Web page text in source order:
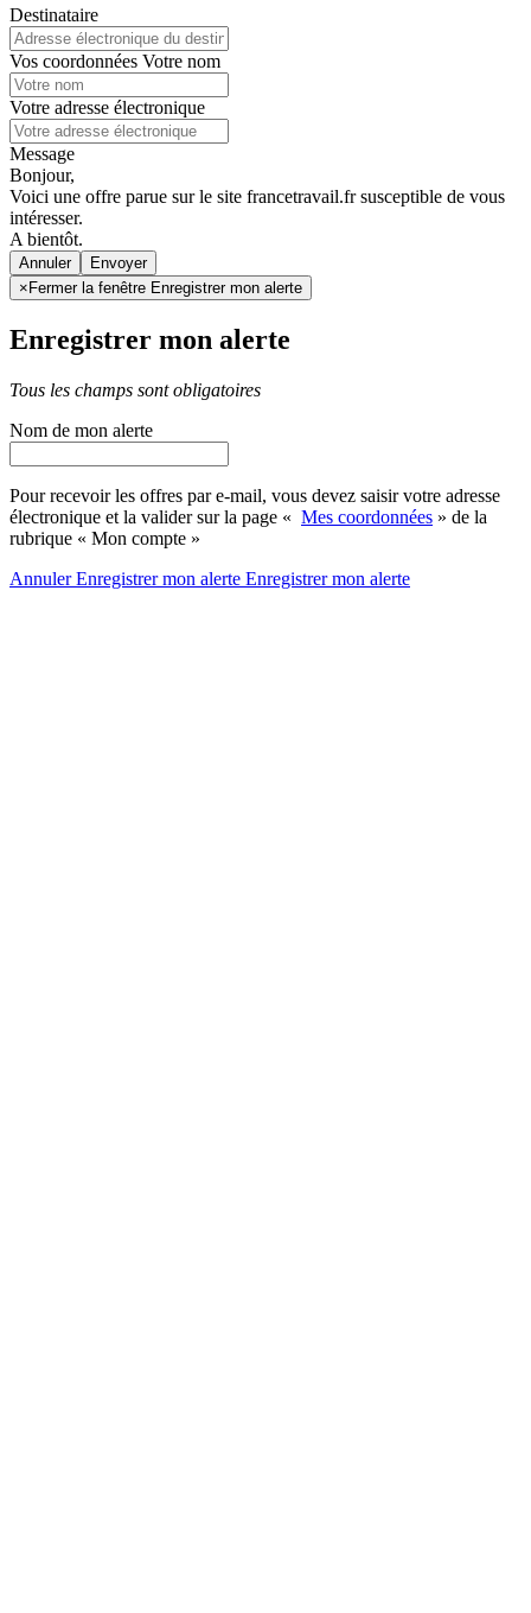
Destinataire
Vos coordonnées Votre nom
Votre adresse électronique
Message
Bonjour,
Voici une offre parue sur le site francetravail.fr susceptible de vous
intéresser.
A bientôt.
Annuler
× Fermer la fenêtre Enregistrer mon alerte
Enregistrer mon alerte
Tous les champs sont obligatoires
Nom de mon alerte
Pour recevoir les offres par e-mail, vous devez saisir votre adresse
électronique et la valider sur la page « Mes coordonnées » de la
rubrique « Mon compte »
AnnulerEnregistrer mon alerte Enregistrermon alerte